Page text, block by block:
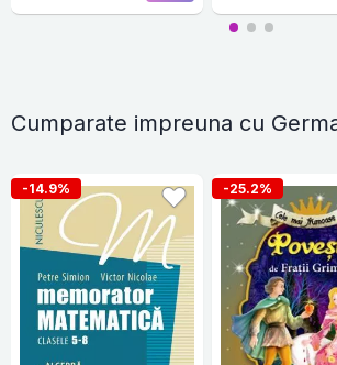
Cumparate impreuna cu
-14.9% -25.2%